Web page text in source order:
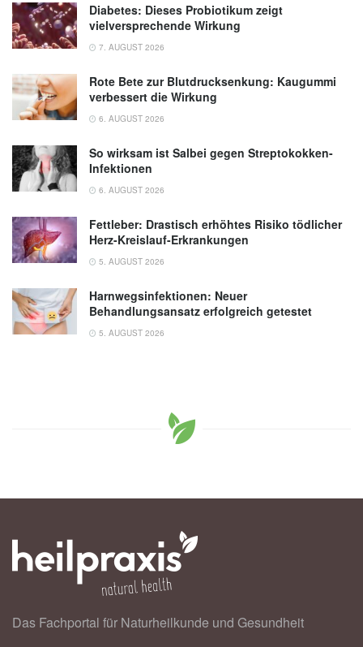
Diabetes: Dieses Probiotikum zeigt
vielversprechende Wirkung
7. AUGUST 2026
Rote Bete zur Blutdrucksenkung: Kaugummi
verbessert die Wirkung
6. AUGUST 2026
So wirksam ist Salbei gegen Streptokokken-
Infektionen
6. AUGUST 2026
Fettleber: Drastisch erhöhtes Risiko tödlicher
Herz-Kreislauf-Erkrankungen
5. AUGUST 2026
Harnwegsinfektionen: Neuer
Behandlungsansatz erfolgreich getestet
5. AUGUST 2026
Das Fachportal für Naturheilkunde und Gesundheit